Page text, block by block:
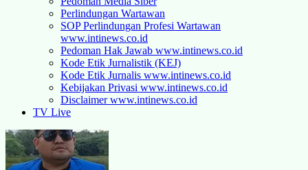
Perlindungan Wartawan
SOP Perlindungan Profesi Wartawan
www.intinews.co.id
Pedoman Hak Jawab www.intinews.co.id
Kode Etik Jurnalistik (KEJ)
Kode Etik Jurnalis www.intinews.co.id
Kebijakan Privasi www.intinews.co.id
Disclaimer www.intinews.co.id
TV Live